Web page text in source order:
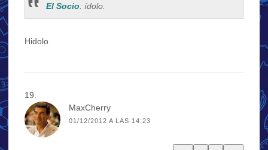
El Socio: ídolo.
Hidolo
MaxCherry
01/12/2012 A LAS 14:23